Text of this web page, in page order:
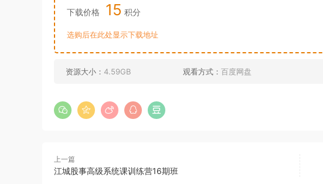
下载价格 15 积分
选购后在此处显示下载地址
资源大小： 4.59GB 观看方式： 百度网盘
上一篇
江城股事高级系统课训练营16期班